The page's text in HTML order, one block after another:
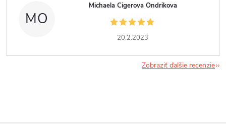
MO
Michaela Cigerova Ondrikova
20.2.2023
Zobraziť ďalšie recenzie